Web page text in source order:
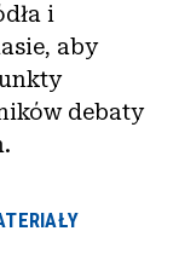
i
aby
debaty